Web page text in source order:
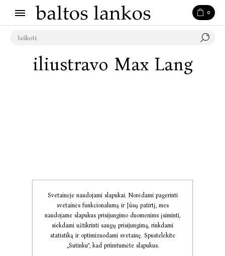
0
iliustravo Max Lang
Svetainėje naudojami slapukai. Norėdami pagerinti
svetainės funkcionalumą ir Jūsų patirtį, mes
naudojame slapukus prisijungimo duomenims įsiminti,
siekdami užtikrinti saugų prisijungimą, rinkdami
statistiką ir optimizuodami svetainę. Spustelėkite
„Sutinku“, kad priimtumėte slapukus.